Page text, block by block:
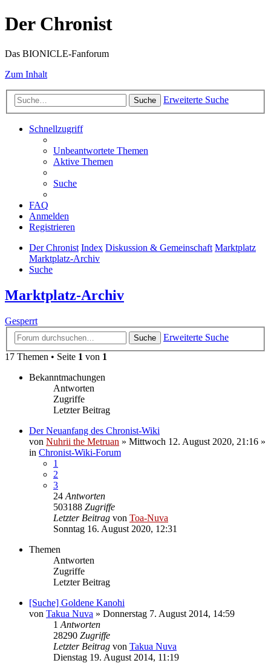
Der Chronist
Das BIONICLE-Fanforum
Zum Inhalt
Suche Erweiterte Suche
Schnellzugriff
Unbeantwortete Themen
Aktive Themen
Suche
FAQ
Anmelden
Registrieren
Der Chronist Index Diskussion & Gemeinschaft Marktplatz
Marktplatz-Archiv
Suche
Marktplatz-Archiv
Gesperrt
Suche
Erweiterte Suche
17 Themen • Seite 1 von 1
Bekanntmachungen
Antworten
Zugriffe
Letzter Beitrag
Der Neuanfang des Chronist-Wiki
von Nuhrii the Metruan » Mittwoch 12. August 2020, 21:16 »
in Chronist-Wiki-Forum
1
2
3
24 Antworten
503188 Zugriffe
Letzter Beitrag von Toa-Nuva
Sonntag 16. August 2020, 12:31
Themen
Antworten
Zugriffe
Letzter Beitrag
[Suche] Goldene Kanohi
von Takua Nuva » Donnerstag 7. August 2014, 14:59
1 Antworten
28290 Zugriffe
Letzter Beitrag von Takua Nuva
Dienstag 19. August 2014, 11:19